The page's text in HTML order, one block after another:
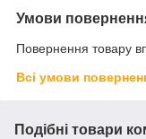
Умови
Повернення товару
Всі умови
Подібні товари